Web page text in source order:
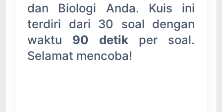
dan Biologi Anda. Kuis ini
terdiri dari 30 soal dengan
waktu 90 detik per soal.
Selamat mencoba!